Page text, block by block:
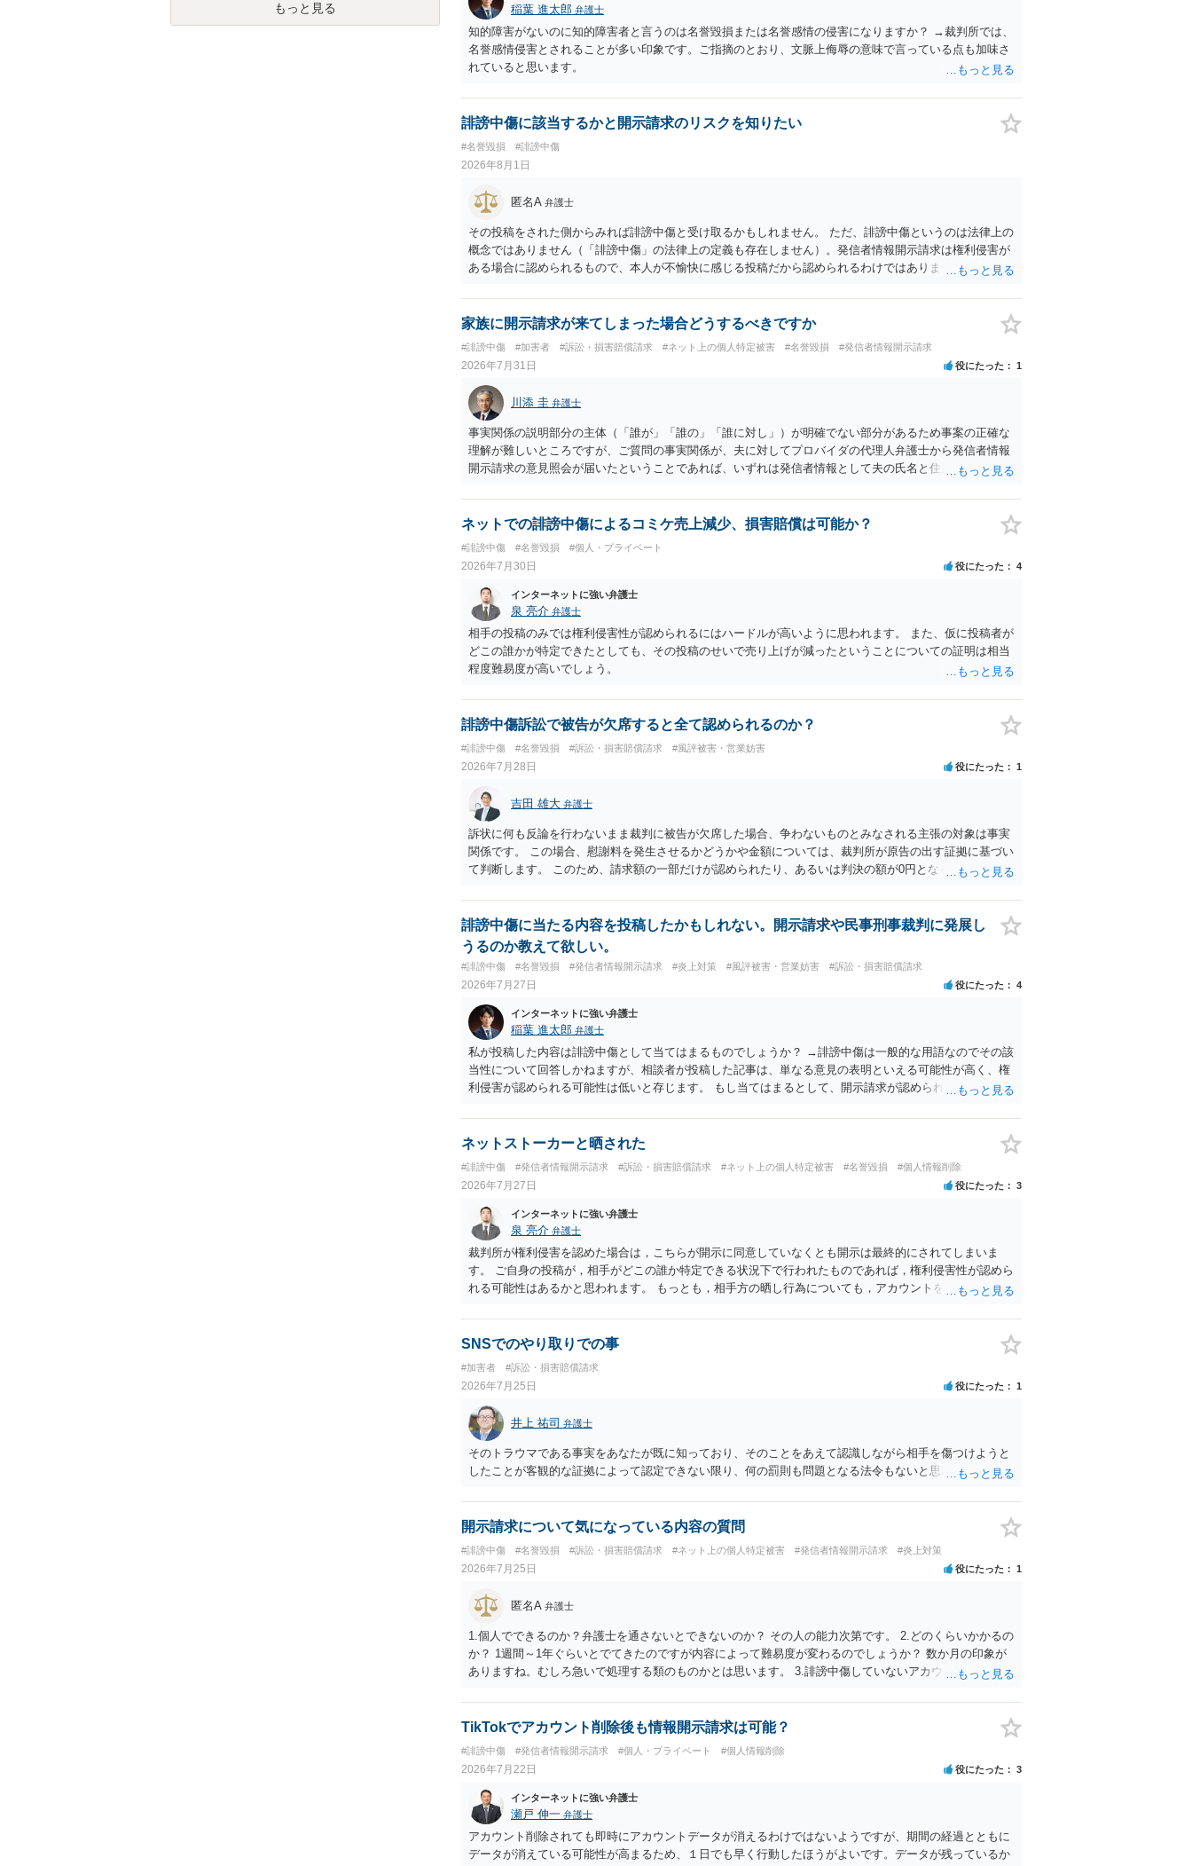
稲葉 進太郎 弁護士
知的障害がないのに知的障害者と言うのは名誉毀損または名誉感情の侵害になりますか？ →裁判所では、
名誉感情侵害とされることが多い印象です。ご指摘のとおり、文脈上侮辱の意味で言っている点も加味さ
れていると思います。
誹謗中傷に該当するかと開示請求のリスクを知りたい
#名誉毀損 #誹謗中傷
2026年8月1日
匿名A 弁護士
その投稿をされた側からみれば誹謗中傷と受け取るかもしれません。 ただ、誹謗中傷というのは法律上の
概念ではありません（「誹謗中傷」の法律上の定義も存在しません）。発信者情報開示請求は権利侵害が
ある場合に認められるもので、本人が不愉快に感じる投稿だから認められるわけではありません。 ご質問
言い難く、発信者情報開示請求は認められない事案が多いと思われますが、実際の投稿内容を確認しなけ
れば正確な回答は難しいので、ご不安であれば、弁護士へ直接相談して見通しを聞いてみればよいと思い
家族に開示請求が来てしまった場合どうするべきですか
#誹謗中傷 #加害者 #訴訟・損害賠償請求 #ネット上の個人特定被害 #名誉毀損 #発信者情報開示請求
2026年7月31日 役にたった 1
川添 圭 弁護士
事実関係の説明部分の主体（「誰が」「誰の」「誰に対し」）が明確でない部分があるため事案の正確な
理解が難しいところですが、ご質問の事実関係が、夫に対してプロバイダの代理人弁護士から発信者情報
開示請求の意見照会が届いたということであれば、いずれは発信者情報として夫の氏名と住所が開示さ
可能性があるように思われます。この場合は、開示請求者（とある女性？）の代理人弁護士へ、実は投稿
者があなたであるという内容とともに、あなたから連絡することもあり得ます。 夫がクレーム電話を入れ
理人の事務所なのかが不明ですが、もし前者であれば、書類の再送要請にはあまり意味はなく、一方、後
者であるなら、夫を被告として提訴に至る可能性も考える必要が出てきます。 あなたと夫との夫婦関係の
状況（別居中なのか、夫婦関係は良好なのか、あなたが夫へ嘘をついたのか等）がよくわからないところ
があり、実際にどのような対応がベターなのかを正確に検討するためには、公開の相談ではなく、詳しい
事実関係を整理した上で弁護士へ直接相談するべきでしょう。
ネットでの誹謗中傷によるコミケ売上減少、損害賠償は可能か？
#誹謗中傷 #名誉毀損 #個人・プライベート
2026年7月30日 役にたった 4
インターネットに強い弁護士
泉 亮介 弁護士
相手の投稿のみでは権利侵害性が認められるにはハードルが高いように思われます。 また、仮に投稿者が
どこの誰かが特定できたとしても、その投稿のせいで売り上げが減ったということについての証明は相当
程度難易度が高いでしょう。
誹謗中傷訴訟で被告が欠席すると全て認められるのか？
#誹謗中傷 #名誉毀損 #訴訟・損害賠償請求 #風評被害・営業妨害
2026年7月28日 役にたった 1
吉田 雄大 弁護士
訴状に何も反論を行わないまま裁判に被告が欠席した場合、争わないものとみなされる主張の対象は事実
関係です。 この場合、慰謝料を発生させるかどうかや金額については、裁判所が原告の出す証拠に基づい
て判断します。 このため、請求額の一部だけが認められたり、あるいは判決の額が0円となることも、可
誹謗中傷に当たる内容を投稿したかもしれない。開示請求や民事刑事裁判に発展し
うるのか教えて欲しい。
#誹謗中傷 #名誉毀損 #発信者情報開示請求 #炎上対策 #風評被害・営業妨害 #訴訟・損害賠償請求
2026年7月27日 役にたった 4
インターネットに強い弁護士
稲葉 進太郎 弁護士
私が投稿した内容は誹謗中傷として当てはまるものでしょうか？ →誹謗中傷は一般的な用語なのでその該
当性について回答しかねますが、相談者が投稿した記事は、単なる意見の表明といえる可能性が高く、権
利侵害が認められる可能性は低いと存じます。 もし当てはまるとして、開示請求が認められたり、民事裁
め、民事裁判や刑事裁判に発展することはあまり考えられないように思われます。
ネットストーカーと晒された
#誹謗中傷 #発信者情報開示請求 #訴訟・損害賠償請求 #ネット上の個人特定被害 #名誉毀損 #個人情報削除
2026年7月27日 役にたった 3
インターネットに強い弁護士
泉 亮介 弁護士
裁判所が権利侵害を認めた場合は，こちらが開示に同意していなくとも開示は最終的にされてしまいま
す。 ご自身の投稿が，相手がどこの誰か特定できる状況下で行われたものであれば，権利侵害性が認めら
れる可能性はあるかと思われます。 もっとも，相手方の晒し行為についても，アカウントを特定したうえ
ょう。
SNSでのやり取りでの事
#加害者 #訴訟・損害賠償請求
2026年7月25日 役にたった 1
井上 祐司 弁護士
そのトラウマである事実をあなたが既に知っており、そのことをあえて認識しながら相手を傷つけようと
したことが客観的な証拠によって認定できない限り、何の罰則も問題となる法令もないと思われます。
開示請求について気になっている内容の質問
#誹謗中傷 #名誉毀損 #訴訟・損害賠償請求 #ネット上の個人特定被害 #発信者情報開示請求 #炎上対策
2026年7月25日 役にたった 1
匿名A 弁護士
1.個人でできるのか？弁護士を通さないとできないのか？ その人の能力次第です。 2.どのくらいかかるの
か？ 1週間～1年ぐらいとでてきたのですが内容によって難易度が変わるのでしょうか？ 数か月の印象が
ありますね。むしろ急いで処理する類のものかとは思います。 3.誹謗中傷していないアカウントを開示請
TikTokでアカウント削除後も情報開示請求は可能？
#誹謗中傷 #発信者情報開示請求 #個人・プライベート #個人情報削除
2026年7月22日 役にたった 3
インターネットに強い弁護士
瀬戸 伸一 弁護士
アカウント削除されても即時にアカウントデータが消えるわけではないようですが、期間の経過とともに
データが消えている可能性が高まるため、１日でも早く行動したほうがよいです。データが残っているか
もっと見る